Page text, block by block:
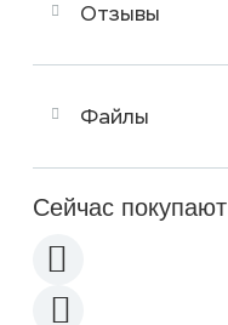
Отзывы
Файлы
Сейчас покупают